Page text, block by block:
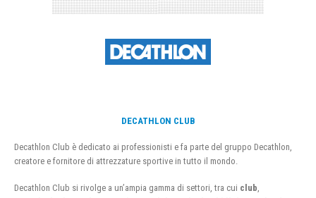
DECATHLON CLUB
Decathlon Club è dedicato ai professionisti e fa parte del gruppo Decathlon,
creatore e fornitore di attrezzature sportive in tutto il mondo.
Decathlon Club si rivolge a un’ampia gamma di settori, tra cui club